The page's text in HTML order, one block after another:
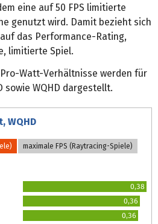
eine auf 50 FPS limitierte
genutzt wird. Damit bezieht sich
das Performance-Rating,
limitierte Spiel.
Watt-Verhältnisse werden für
sowie WQHD dargestellt.
WQHD
maximale FPS (Raytracing-Spiele)
0,38
0,36
0,36